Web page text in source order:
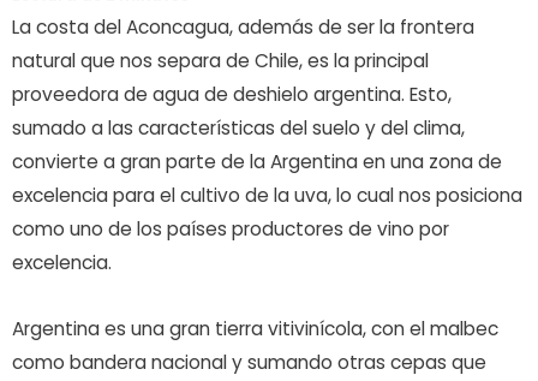
La costa del Aconcagua, además de ser la frontera
natural que nos separa de Chile, es la principal
proveedora de agua de deshielo argentina. Esto,
sumado a las características del suelo y del clima,
convierte a gran parte de la Argentina en una zona de
excelencia para el cultivo de la uva, lo cual nos posiciona
como uno de los países productores de vino por
excelencia.
Argentina es una gran tierra vitivinícola, con el malbec
como bandera nacional y sumando otras cepas que